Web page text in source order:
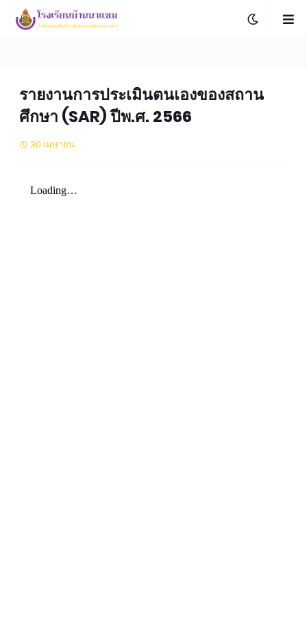
รายงานการประเมินตนเองของสถาน
ศึกษา (SAR) ปีพ.ศ. 2566
30 เมษายน